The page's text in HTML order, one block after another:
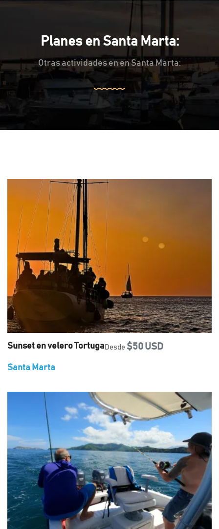
Planes en Santa Marta:
Otras actividades en en Santa Marta:
Sunset en velero Tortuga Desde $50 USD
Santa Marta